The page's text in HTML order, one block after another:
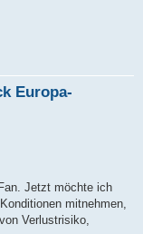
Europa-
Jetzt möchte ich
mitnehmen,
Verlustrisiko,